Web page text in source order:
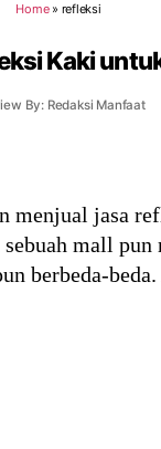
Home» refleksi
Kaki
By: Redaksi Manfaat
menjual jasa
mall pun
berbeda-